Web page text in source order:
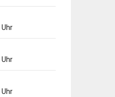
Uhr
Uhr
Uhr